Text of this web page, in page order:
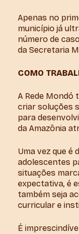
Apenas no
município já
número de
da Secretaria
COMO
A Rede Mondó
criar soluções
para
da Amazônia
Uma vez que é
adolescentes
situações
expectativa, é
também seja
curricular e
É